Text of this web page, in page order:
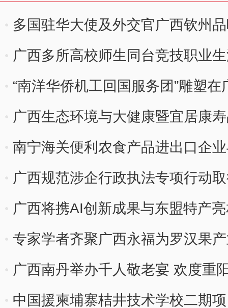
多国驻华大使及外交官广西钦州
广西多所高校师生同台竞技职业
“南洋华侨机工回国服务团”雕塑
广西生态环境与大健康暨宜居康
南宁海关便利农食产品进出口企
广西规范涉企行政执法专项行动
广西将携AI创新成果与东盟特产
专家学者齐聚广西永福为罗汉果产
广西南丹举办千人敬老宴 欢度重
中国援柬埔寨桔井技术学校二期